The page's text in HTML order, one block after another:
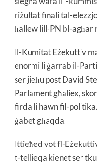
riżultat finali tal-
ħallew lill-PN bl-agħar
Il-Kumitat Eżekuttiv
enormi li ġarrab il-
ser jieħu post David
Parlament għaliex,
firda li hawn fil-
ġabet għaqda.
Ittieħed vot fl-
t-tellieqa kienet ser